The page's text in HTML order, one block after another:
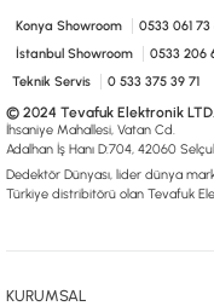
Konya Showroom 0533 061 73
İstanbul Showroom
0533 206
Teknik Servis
0 533 375 39 71
© 2024 Tevafuk Elektronik
İhsaniye Mahallesi, Vatan Cd.
Adalhan İş Hanı D:704, 42060
Dedektör Dünyası, lider dünya
Türkiye distribitörü olan Tevafuk
KURUMSAL